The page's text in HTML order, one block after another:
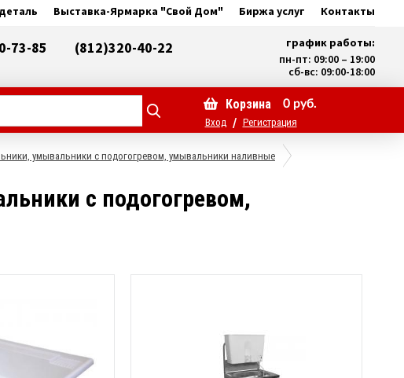
Выставка-Ярмарка "Свой Дом" Биржа услуг Контакты
73-85 (812)320-40-22
график работы:
пн-пт: 09:00 – 19:00
сб-вс: 09:00-18:00
Корзина 0руб.
Вход / Регистрация
умывальники с подогогревом, умывальники наливные
с подогогревом,